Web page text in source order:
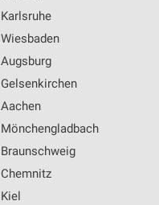
Karlsruhe
Wiesbaden
Augsburg
Gelsenkirchen
Aachen
Mönchengladbach
Braunschweig
Chemnitz
Kiel